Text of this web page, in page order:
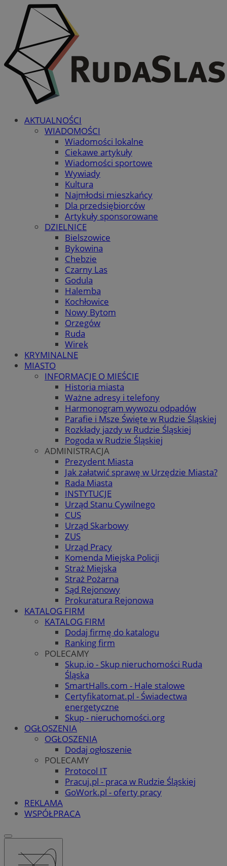
AKTUALNOŚCI
WIADOMOŚCI
Wiadomości lokalne
Ciekawe artykuły
Wiadomości sportowe
Wywiady
Kultura
Najmłodsi mieszkańcy
Dla przedsiębiorców
Artykuły sponsorowane
DZIELNICE
Bielszowice
Bykowina
Chebzie
Czarny Las
Godula
Halemba
Kochłowice
Nowy Bytom
Orzegów
Ruda
Wirek
KRYMINALNE
MIASTO
INFORMACJE O MIEŚCIE
Historia miasta
Ważne adresy i telefony
Harmonogram wywozu odpadów
Parafie i Msze Święte w Rudzie Śląskiej
Rozkłady jazdy w Rudzie Śląskiej
Pogoda w Rudzie Śląskiej
ADMINISTRACJA
Prezydent Miasta
Jak załatwić sprawę w Urzędzie Miasta?
Rada Miasta
INSTYTUCJE
Urząd Stanu Cywilnego
CUS
Urząd Skarbowy
ZUS
Urząd Pracy
Komenda Miejska Policji
Straż Miejska
Straż Pożarna
Sąd Rejonowy
Prokuratura Rejonowa
KATALOG FIRM
KATALOG FIRM
Dodaj firmę do katalogu
Ranking firm
POLECAMY
Skup.io - Skup nieruchomości Ruda
Śląska
SmartHalls.com - Hale stalowe
Certyfikatomat.pl - Świadectwa
energetyczne
Skup - nieruchomości.org
OGŁOSZENIA
OGŁOSZENIA
Dodaj ogłoszenie
POLECAMY
Protocol IT
Pracuj.pl - praca w Rudzie Śląskiej
GoWork.pl - oferty pracy
REKLAMA
WSPÓŁPRACA